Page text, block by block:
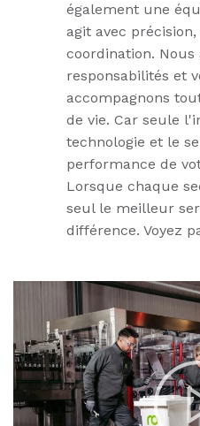
également une
agit avec
coordination. Nous
responsabilités et
accompagnons
de vie. Car seule
technologie et le
performance de
Lorsque chaque
seul le meilleur
différence. Voyez